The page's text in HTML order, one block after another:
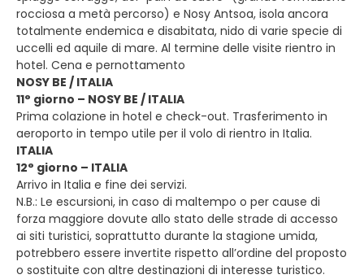
rocciosa a metà percorso) e Nosy Antsoa, isola ancora
totalmente endemica e disabitata, nido di varie specie di
uccelli ed aquile di mare. Al termine delle visite rientro in
hotel. Cena e pernottamento
NOSY BE / ITALIA
11° giorno – NOSY BE / ITALIA
Prima colazione in hotel e check-out. Trasferimento in
aeroporto in tempo utile per il volo di rientro in Italia.
ITALIA
12° giorno – ITALIA
Arrivo in Italia e fine dei servizi.
N.B.: Le escursioni, in caso di maltempo o per cause di
forza maggiore dovute allo stato delle strade di accesso
ai siti turistici, soprattutto durante la stagione umida,
potrebbero essere invertite rispetto all’ordine del proposto
o sostituite con altre destinazioni di interesse turistico.